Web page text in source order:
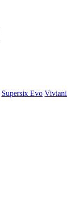
Supersix Evo Viviani